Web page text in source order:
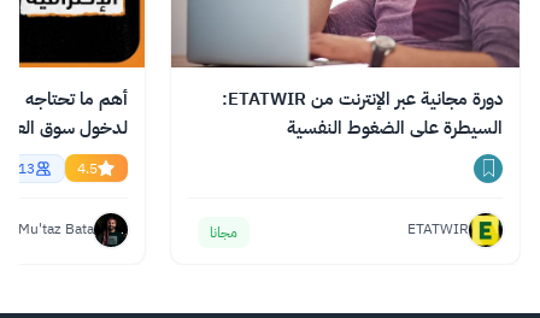
دورة مجانية عبر الإنترنت من ETATWIR:
السيطرة على الضغوط النفسية
ETATWIR مجانا
أهم ما تحتاجه من
English
4.5
Mu'taz Bata